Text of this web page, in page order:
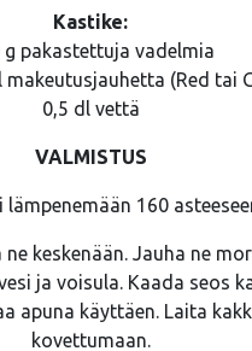
Kastike:
g pakastettuja vadelmia
makeutusjauhetta (Red tai
0,5 dl vettä
VALMISTUS
lämpenemään 160
keskenään. Jauha ne
ja voisula. Kaada seos
apuna käyttäen. Laita
kovettumaan.